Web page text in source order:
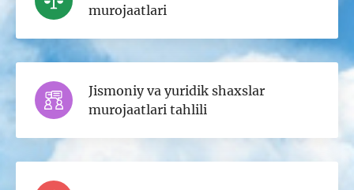
murojaatlari
Jismoniy va yuridik shaxslar
murojaatlari tahlili